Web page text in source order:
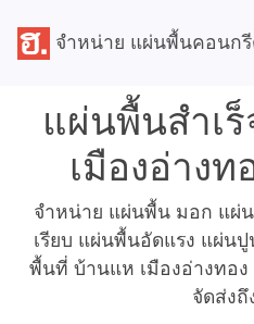
จำหน่าย แผ่นพื้นคอนกรี
แผ่นพื้นสำเ
เมืองอ่างท
จำหน่าย แผ่นพื้น มอก แผ่
เรียบ แผ่นพื้นอัดแรง แผ่น
พื้นที่ บ้านแห เมืองอ่างทอ
จัดส่งถึ